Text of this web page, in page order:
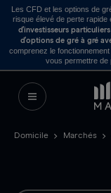
Les CFD et les options de
risque élevé de perte rapide
d’investisseurs
d’options de gré à gré
comprenez le
vous permettre de
Domicile Marchés